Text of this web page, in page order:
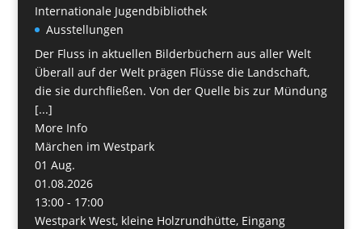
Internationale Jugendbibliothek
Ausstellungen
Der Fluss in aktuellen Bilderbüchern aus aller Welt
Überall auf der Welt prägen Flüsse die Landschaft,
die sie durchfließen. Von der Quelle bis zur Mündung
[...]
More Info
Märchen im Westpark
01 Aug.
01.08.2026
13:00 - 17:00
Westpark West, kleine Holzrundhütte, Eingang